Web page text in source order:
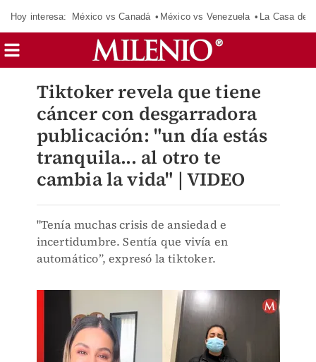
Hoy interesa: México vs Canadá México vs Venezuela La Casa de
Tiktoker revela que tiene
cáncer con desgarradora
publicación: "un día estás
tranquila... al otro te
cambia la vida" | VIDEO
"Tenía muchas crisis de ansiedad e
incertidumbre. Sentía que vivía en
automático”, expresó la tiktoker.